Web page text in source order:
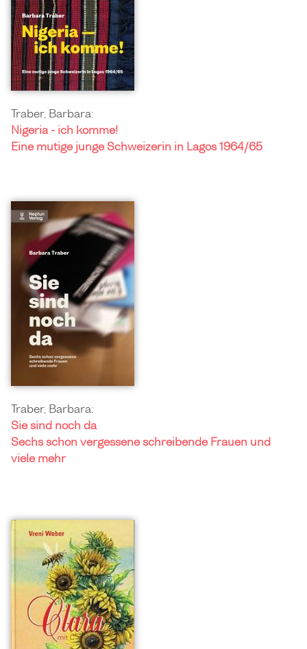
Traber, Barbara:
Nigeria - ich komme!
Eine mutige junge Schweizerin in Lagos 1964/65
Traber, Barbara:
Sie sind noch da
Sechs schon vergessene schreibende Frauen und
viele mehr